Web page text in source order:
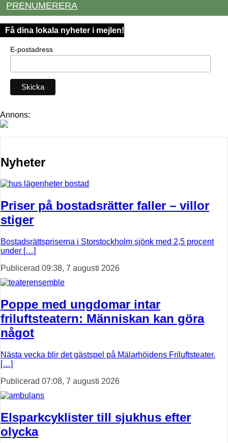
PRENUMERERA
Få dina lokala nyheter i mejlen!
E-postadress
Annons:
Nyheter
Priser på bostadsrätter faller – villor
stiger
Bostadsrättspriserna i Storstockholm sjönk med 2,5 procent
under […]
Publicerad 09:38, 7 augusti 2026
Poppe med ungdomar intar
friluftsteatern: Människan kan göra
något
Nästa vecka blir det gästspel på Mälarhöjdens Friluftsteater.
[…]
Publicerad 07:08, 7 augusti 2026
Elsparkcyklister till sjukhus efter
olycka